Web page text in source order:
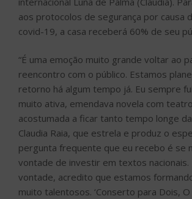
aos protocolos de segurança por causa
covid-19, a casa receberá 60% de seu
“É uma emoção muito grande voltar ao
reencontro com o público. Estamos
retorno há algum tempo já. Eu sempre
muito ativa, emendava novela com
acostumada a ficar tanto tempo longe da
Claudia Raia, que estrela e produz o
pergunta frequente que eu recebo é se
vontade de investir em textos
vontade, acredito que estamos
muito talentosos. ‘Conserto para Dois, O